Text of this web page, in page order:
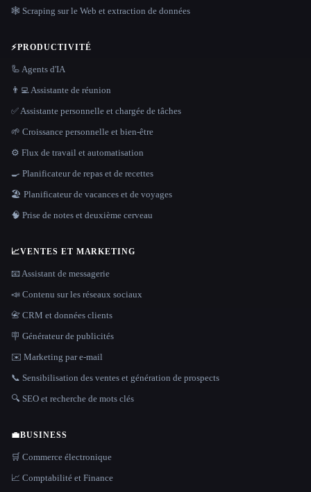
🕸️ Scraping sur le Web et extraction de données
⚡PRODUCTIVITÉ
🦾 Agents d'IA
👨‍💻 Assistante de réunion
✅ Assistante personnelle et chargée de tâches
🌱 Croissance personnelle et bien-être
⚙️ Flux de travail et automatisation
🍳 Planificateur de repas et de recettes
🏖 Planificateur de vacances et de voyages
🧠 Prise de notes et deuxième cerveau
📈VENTES ET MARKETING
📧 Assistant de messagerie
📣 Contenu sur les réseaux sociaux
📇 CRM et données clients
🪧 Générateur de publicités
✉️ Marketing par e-mail
📞 Sensibilisation des ventes et génération de prospects
🔍 SEO et recherche de mots clés
💼BUSINESS
🛒 Commerce électronique
📈 Comptabilité et Finance